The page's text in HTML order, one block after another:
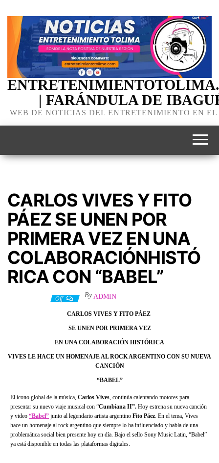
| FARÁNDULA DE
WEB DE NOTICIAS DEL ENTRETENIMIENTO EN
CARLOS VIVES Y FITO
PÁEZ SE UNEN POR
PRIMERA VEZ EN UNA
COLABORACIÓNHISTÓ
RICA CON “BABEL”
Off By ADMIN
CARLOS VIVES Y FITO PÁEZ
SE UNEN POR PRIMERA VEZ
EN UNA COLABORACIÓN HISTÓRICA
VIVES LE HACE UN HOMENAJE AL ROCK ARGENTINO CON SU NUEVA
CANCIÓN
“BABEL”
El ícono global de la música, Carlos Vives , continúa calentando motores para
presentar su nuevo viaje musical con “Cumbiana II”. Hoy estrena su nueva canción
y video “Babel” junto al legendario artista argentino Fito Páez . En el tema, Vives
hace un homenaje al rock argentino que siempre lo ha influenciado y habla de una
problemática social bien presente hoy en día. Bajo el sello Sony Music Latin, “Babel”
ya está disponible en todas las plataformas digitales.